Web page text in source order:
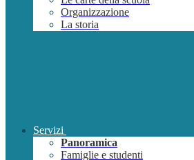
Organizzazione
La storia
Servizi
Panoramica
Famiglie e studenti